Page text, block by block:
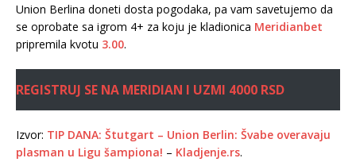
Union Berlina doneti dosta pogodaka, pa vam savetujemo da
se oprobate sa igrom 4+ za koju je kladionica Meridianbet
pripremila kvotu 3.00.
REGISTRUJ SE NA MERIDIAN I UZMI 4000 RSD
Izvor: TIP DANA: Štutgart – Union Berlin: Švabe overavaju
plasman u Ligu šampiona! – Kladjenje.rs.